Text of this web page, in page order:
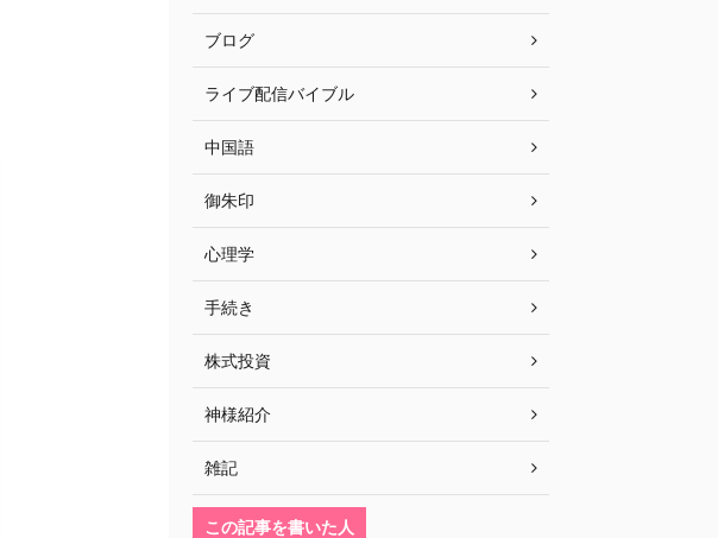
ブログ
ライブ配信バイブル
中国語
御朱印
心理学
手続き
株式投資
神様紹介
雑記
この記事を書いた人